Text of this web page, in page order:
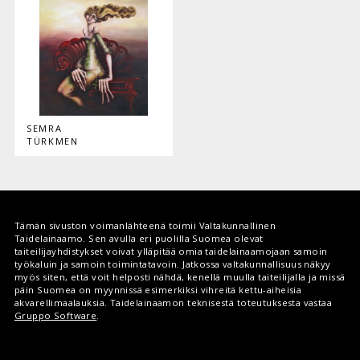
SEMRA
TÜRKMEN
Tämän sivuston voimanlähteenä toimii Valtakunnallinen
Taidelainaamo. Sen avulla eri puolilla Suomea olevat
taiteilijayhdistykset voivat ylläpitää omia taidelainaamojaan samoin
työkaluin ja samoin toimintatavoin. Jatkossa valtakunnallisuus näkyy
myös siten, että voit helposti nähdä, kenellä muulla taiteilijalla ja missä
päin Suomea on myynnissä esimerkiksi vihreitä kettu-aiheisia
akvarellimaalauksia. Taidelainaamon teknisestä toteutuksesta vastaa
Gruppo Software